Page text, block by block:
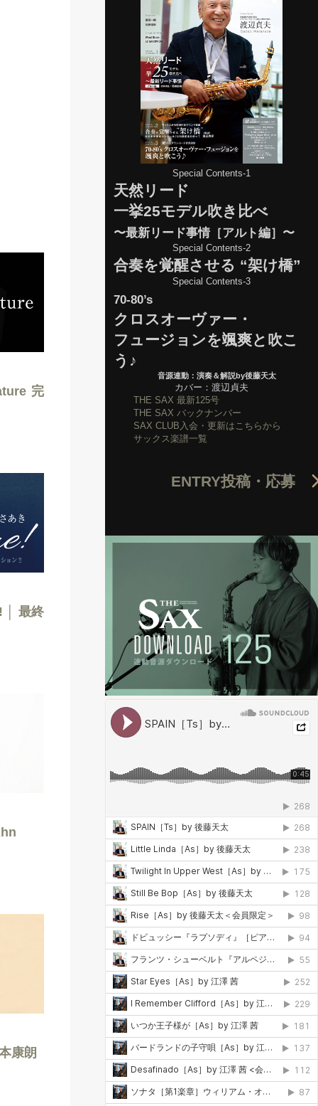
完
│ 最終
康朗
Special Contents-1
天然リード
一挙25モデル吹き比べ
〜最新リード事情［アルト編］〜
Special Contents-2
合奏を覚醒させる “架け橋”
Special Contents-3
70-80’s
クロスオーヴァー・
フュージョンを颯爽と吹こ
う♪
音源連動：演奏＆解説by後藤天太
カバー：渡辺貞夫
THE SAX 最新125号
THE SAX バックナンバー
SAX CLUB入会・更新はこちらから
サックス楽譜一覧
ENTRY投稿・応募